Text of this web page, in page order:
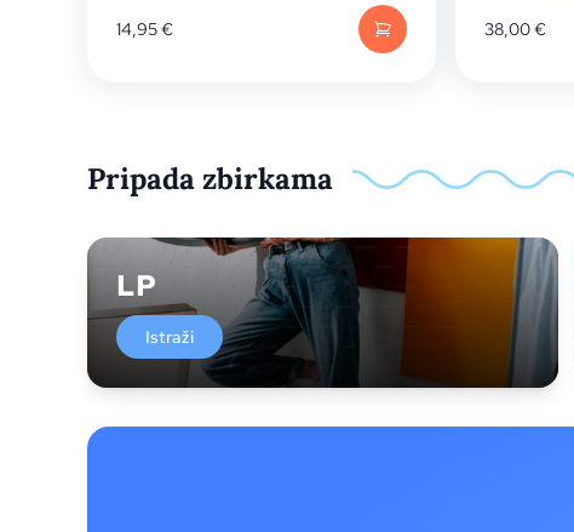
14,95€
38,00€
Pripada zbirkama
LP
Istraži